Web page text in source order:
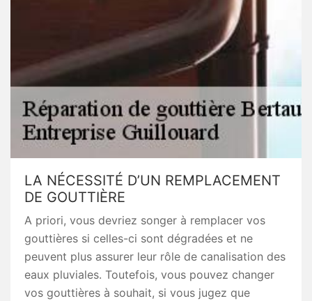
LA NÉCESSITÉ D’UN REMPLACEMENT
DE GOUTTIÈRE
A priori, vous devriez songer à remplacer vos
gouttières si celles-ci sont dégradées et ne
peuvent plus assurer leur rôle de canalisation des
eaux pluviales. Toutefois, vous pouvez changer
vos gouttières à souhait, si vous jugez que